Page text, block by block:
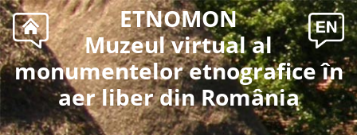
ETNOMON
Muzeul virtual al
monumentelor etnografice în
aer liber din România